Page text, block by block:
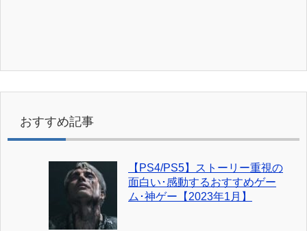
おすすめ記事
【PS4/PS5】ストーリー重視の
面白い･感動するおすすめゲー
ム･神ゲー【2023年1月】